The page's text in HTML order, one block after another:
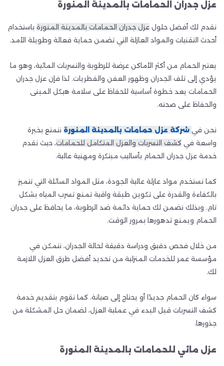
عزل جدران الحمامات بالمدينة المنورة
نقدم لك أفضل حلول عزل جدران الحمامات بالمدينة المنورة باستخدام
أحدث التقنيات والمواد العازلة التي تضمن حماية فعالة وطويلة الأمد.
يعتبر الحمام من أكثر الأماكن عرضة للرطوبة والتسربات المائية، وهو ما
يؤدي إلى تلف الجدران وظهور العفن والفطريات. لذا فإن عزل جدران
الحمامات يعد خطوة أساسية للحفاظ على سلامة هيكل المبنى
والحفاظ على صحته.
نحن في شركة عزل حمامات بالمدينة المنورة نتمتع بخبرة
واسعة في كشف التسربات والعزل المتكامل للحمامات، حيث نقدم
خدمة عزل جدران الحمام بأساليب مبتكرة ومهنية عالية.
كما نستخدم مواد عازلة عالية الجودة، مثل المواد السائلة التي تتميز
بالكفاءة والقدرة على تكوين طبقة واقية تمنع تسرب المياه بشكل
تام. وبذلك نضمن لك حماية دائمة ضد الرطوبة، ما يحافظ على جدران
الحمام ويمنع تدهورها بمرور الوقت.
من خلال فحص دقيق ودراسة دقيقة لحالة الجدران، نتمكن في
مؤسسة عمر للخدمات المنزلية من تحديد أفضل طرق العزل اللازمة
لك.
سواء كان الحمام جديدًا أو يحتاج إلى صيانة. كما نقوم بتقديم خدمة
كشف التسربات قبل البدء في عملية العزل، لضمان حل المشكلة من
جذورها.
عزل مائي للحمامات بالمدينة المنورة